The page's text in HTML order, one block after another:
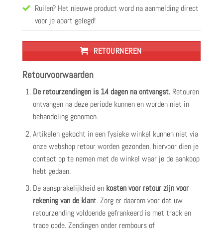
Ruilen? Het nieuwe product word na aanmelding direct
voor je apart gelegd!
RETOURNEREN
Retourvoorwaarden
De retourzendingen is 14 dagen na ontvangst. Retouren
ontvangen na deze periode kunnen en worden niet in
behandeling genomen.
Artikelen gekocht in een fysieke winkel kunnen niet via
onze webshop retour worden gezonden, hiervoor dien je
contact op te nemen met de winkel waar je de aankoop
hebt gedaan.
De aansprakelijkheid en kosten voor retour zijn voor
rekening van de klant. Zorg er daarom voor dat uw
retourzending voldoende gefrankeerd is met track en
trace code. Zendingen onder rembours of